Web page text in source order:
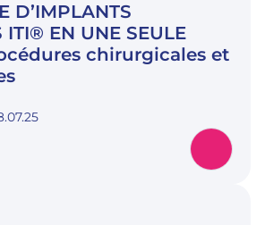
D’IMPLANTS
ITI® EN UNE SEULE
chirurgicales et